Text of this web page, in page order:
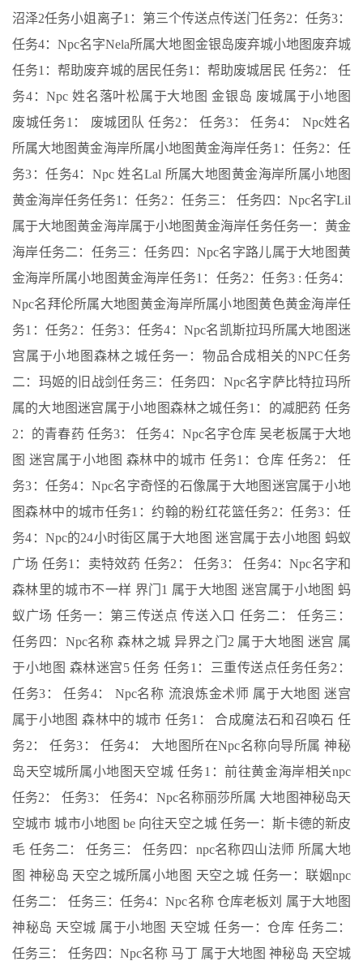
沼泽2任务小姐离子1：第三个传送点传送门任务2：任务3：
任务4：Npc名字Nela所属大地图金银岛废弃城小地图废弃城
任务1：帮助废弃城的居民任务1：帮助废城居民 任务2： 任
务4：Npc 姓名落叶松属于大地图 金银岛 废城属于小地图
废城任务1： 废城团队 任务2： 任务3： 任务4： Npc姓名
所属大地图黄金海岸所属小地图黄金海岸任务1：任务2：任
务3：任务4：Npc 姓名Lal 所属大地图黄金海岸所属小地图
黄金海岸任务任务1：任务2：任务三： 任务四：Npc名字Lil
属于大地图黄金海岸属于小地图黄金海岸任务任务一：黄金
海岸任务二：任务三：任务四：Npc名字路儿属于大地图黄
金海岸所属小地图黄金海岸任务1：任务2：任务3 : 任务4：
Npc名拜伦所属大地图黄金海岸所属小地图黄色黄金海岸任
务1：任务2：任务3：任务4：Npc名凯斯拉玛所属大地图迷
宫属于小地图森林之城任务一：物品合成相关的NPC任务
二：玛姬的旧战剑任务三：任务四：Npc名字萨比特拉玛所
属的大地图迷宫属于小地图森林之城任务1：的减肥药 任务
2：的青春药 任务3： 任务4：Npc名字仓库 吴老板属于大地
图 迷宫属于小地图 森林中的城市 任务1：仓库 任务2： 任
务3：任务4：Npc名字奇怪的石像属于大地图迷宫属于小地
图森林中的城市任务1：约翰的粉红花篮任务2：任务3：任
务4：Npc的24小时街区属于大地图 迷宫属于去小地图 蚂蚁
广场 任务1：卖特效药 任务2： 任务3： 任务4：Npc名字和
森林里的城市不一样 界门1 属于大地图 迷宫属于小地图 蚂
蚁广场 任务一：第三传送点 传送入口 任务二： 任务三：
任务四：Npc名称 森林之城 异界之门2 属于大地图 迷宫 属
于小地图 森林迷宫5 任务 任务1：三重传送点任务任务2：
任务3： 任务4： Npc名称 流浪炼金术师 属于大地图 迷宫
属于小地图 森林中的城市 任务1： 合成魔法石和召唤石 任
务2： 任务3： 任务4： 大地图所在Npc名称向导所属 神秘
岛天空城所属小地图天空城 任务1：前往黄金海岸相关npc
任务2： 任务3： 任务4：Npc名称丽莎所属 大地图神秘岛天
空城市 城市小地图 be 向往天空之城 任务一：斯卡德的新皮
毛 任务二： 任务三： 任务四：npc名称四山法师 所属大地
图 神秘岛 天空之城所属小地图 天空之城 任务一：联姻npc
任务二： 任务三：任务4：Npc名称 仓库老板刘 属于大地图
神秘岛 天空城 属于小地图 天空城 任务一：仓库 任务二：
任务三： 任务四：Npc名称 马丁 属于大地图 神秘岛 天空城